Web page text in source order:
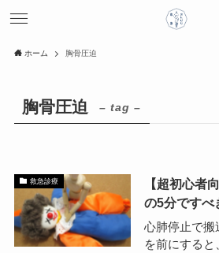
ホーム 胸骨圧迫
胸骨圧迫 – tag –
救急診療
【超初心者
の5分ですべ
心肺停止で搬
を前にすると